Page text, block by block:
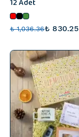
₺ 1,036.36₺ 830.25